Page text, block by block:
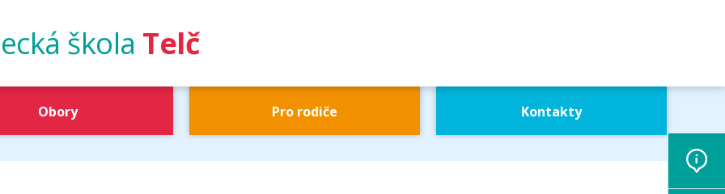
škola Telč
Obory Pro rodiče Kontakty